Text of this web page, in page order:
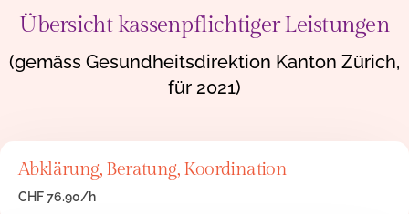
Übersicht kassenpflichtiger Leistungen
(gemäss Gesundheitsdirektion Kanton Zürich,
für 2021)
Abklärung, Beratung, Koordination
CHF 76.90/h